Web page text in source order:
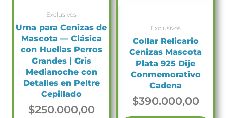
Exclusivos
Urna para Cenizas de
Mascota — Clásica
con Huellas Perros
Grandes | Gris
Medianoche con
Detalles en Peltre
Cepillado
$250.000,00
Exclusivos
Collar Relicario
Cenizas Mascota
Plata 925 Dije
Conmemorativo
Cadena
$390.000,00
on
the
product
page